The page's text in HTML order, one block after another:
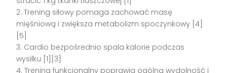
2. Trening siłowy pomaga zachować masę
mięśniową i zwiększa metabolizm spoczynkowy [4]
[5]
3. Cardio bezpośrednio spala kalorie podczas
wysiłku [1][3]
4. Trening funkcjonalny poprawia ogólną wydolność i